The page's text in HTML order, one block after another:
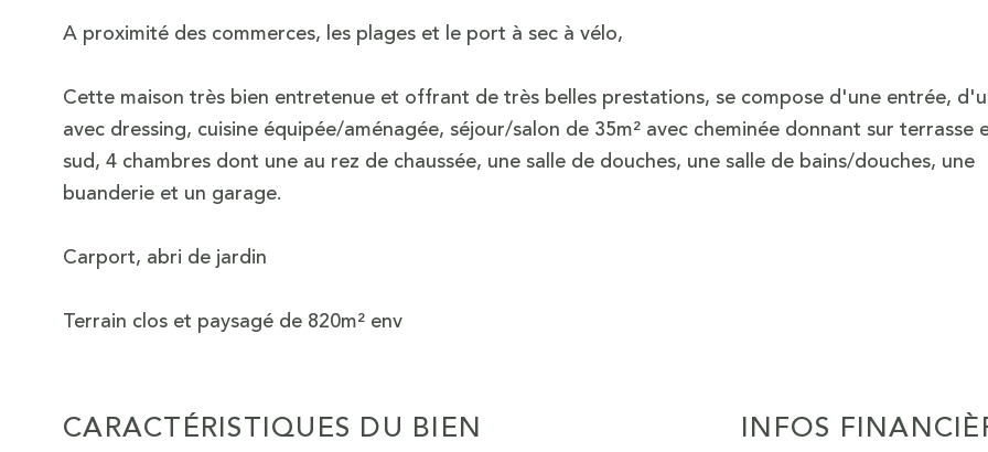
A proximité des commerces, les plages et le port à sec à vélo,
Cette maison très bien entretenue et offrant de très belles prestations, se compose d'une entrée,
avec dressing, cuisine équipée/aménagée, séjour/salon de 35m² avec cheminée donnant sur terrasse
sud, 4 chambres dont une au rez de chaussée, une salle de douches, une salle de bains/douches, une
buanderie et un garage.
Carport, abri de jardin
Terrain clos et paysagé de 820m² env
CARACTÉRISTIQUES DU BIEN INFOS